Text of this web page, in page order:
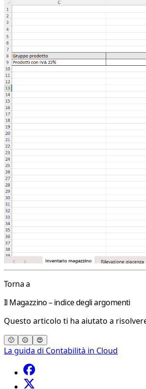
Torna a
Il Magazzino – indice degli argomenti
Questo articolo ti ha aiutato a
🙁 😐 😍
La guida di Contabilità in Cloud